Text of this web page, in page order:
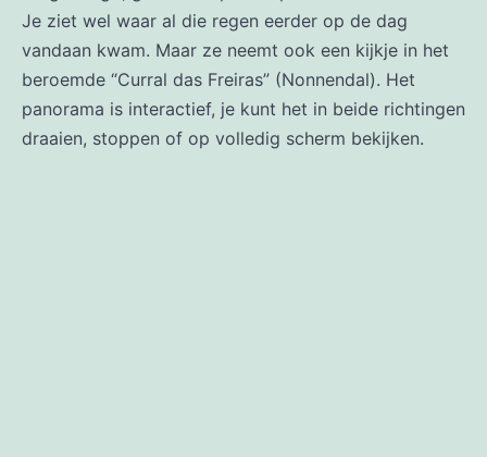
Je ziet wel waar al die regen eerder op de dag
vandaan kwam. Maar ze neemt ook een kijkje in het
beroemde “Curral das Freiras” (Nonnendal). Het
panorama is interactief, je kunt het in beide richtingen
draaien, stoppen of op volledig scherm bekijken.